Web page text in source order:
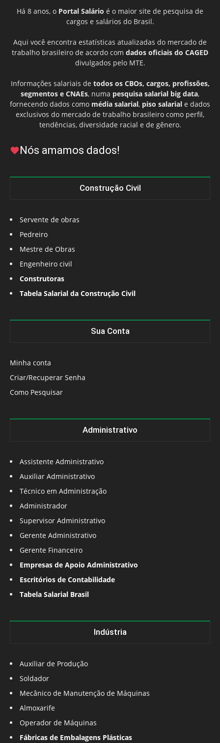
Há 8 anos, o Portal Salário é o maior site de pesquisa de
cargos e salários do Brasil.
Aqui você encontra estatísticas atualizadas do mercado de
trabalho brasileiro de acordo com dados oficiais do CAGED
divulgados pelo MTE.
Informações salariais de todos os CBOs, cargos, profissões,
segmentos e CNAEs, numa pesquisa salarial big data,
fornecendo dados como média salarial, piso salarial e dados
exclusivos do mercado de trabalho brasileiro como perfil,
tendências, diversidade racial e de gênero.
Nós amamos dados!
Construção Civil
Servente de obras
Pedreiro
Mestre de Obras
Engenheiro civil
Construtoras
Tabela Salarial da Construção Civil
Sua Conta
Minha conta
Criar/Recuperar Senha
Como Pesquisar
Administrativo
Assistente Administrativo
Auxiliar Administrativo
Técnico em Administração
Administrador
Supervisor Administrativo
Gerente Administrativo
Gerente Financeiro
Empresas de Apoio Administrativo
Escritórios de Contabilidade
Tabela Salarial Brasil
Indústria
Auxiliar de Produção
Soldador
Mecânico de Manutenção de Máquinas
Almoxarife
Operador de Máquinas
Fábricas de Embalagens Plásticas